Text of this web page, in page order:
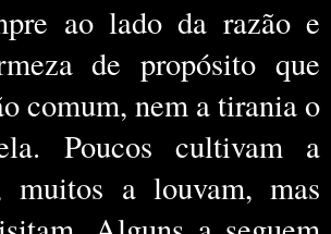
ao lado da razão e
de propósito que
comum, nem a tirania o
Poucos cultivam a
muitos a louvam, mas